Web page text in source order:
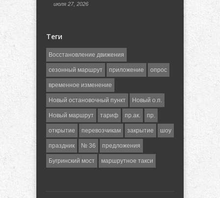
июля 27, 2026
Теги
Восстановление движения
сезонный маршрут приложение опрос
временное изменение
Новый остановочный пункт Новый о.п.
Новый маршрут тариф пр.ак. пр.
открытие перевозчикам закрытие шоу
праздник № 36 предложения
Бугринский мост маршрутное такси